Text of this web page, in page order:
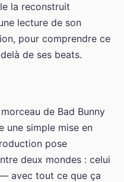
la reconstruit
lecture de son
pour comprendre ce
de ses beats.
de Bad Bunny
une simple mise en
pose
deux mondes : celui
avec tout ce que ça